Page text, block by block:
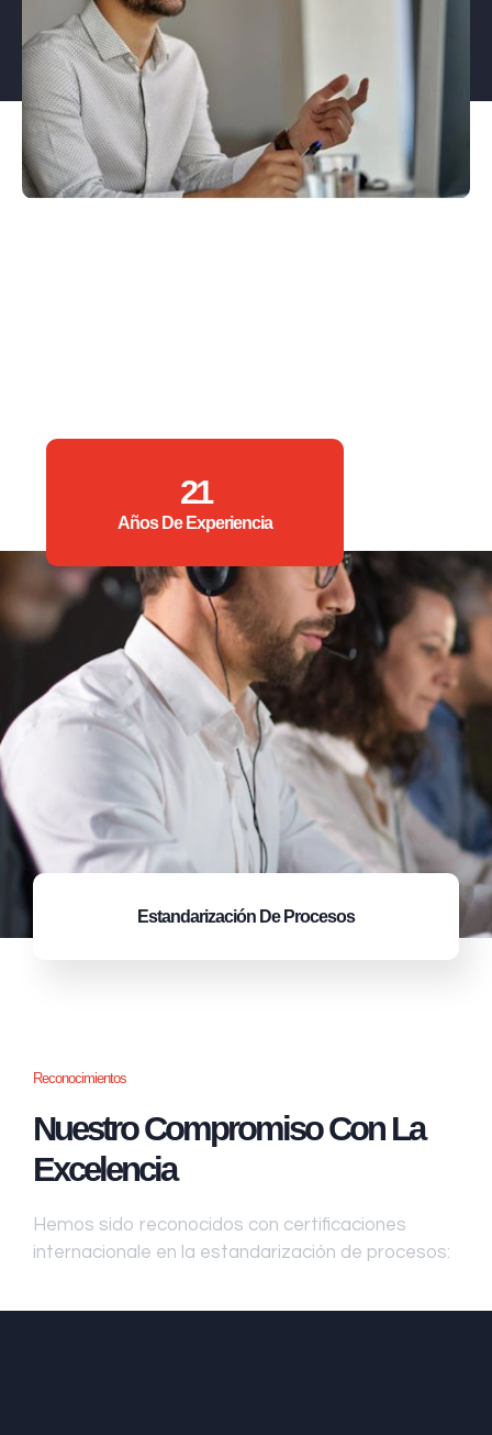
21
Años De Experiencia
Estandarización De Procesos
Reconocimientos
Nuestro Compromiso Con La
Excelencia
Hemos sido reconocidos con certificaciones
internacionale en la estandarización de procesos: